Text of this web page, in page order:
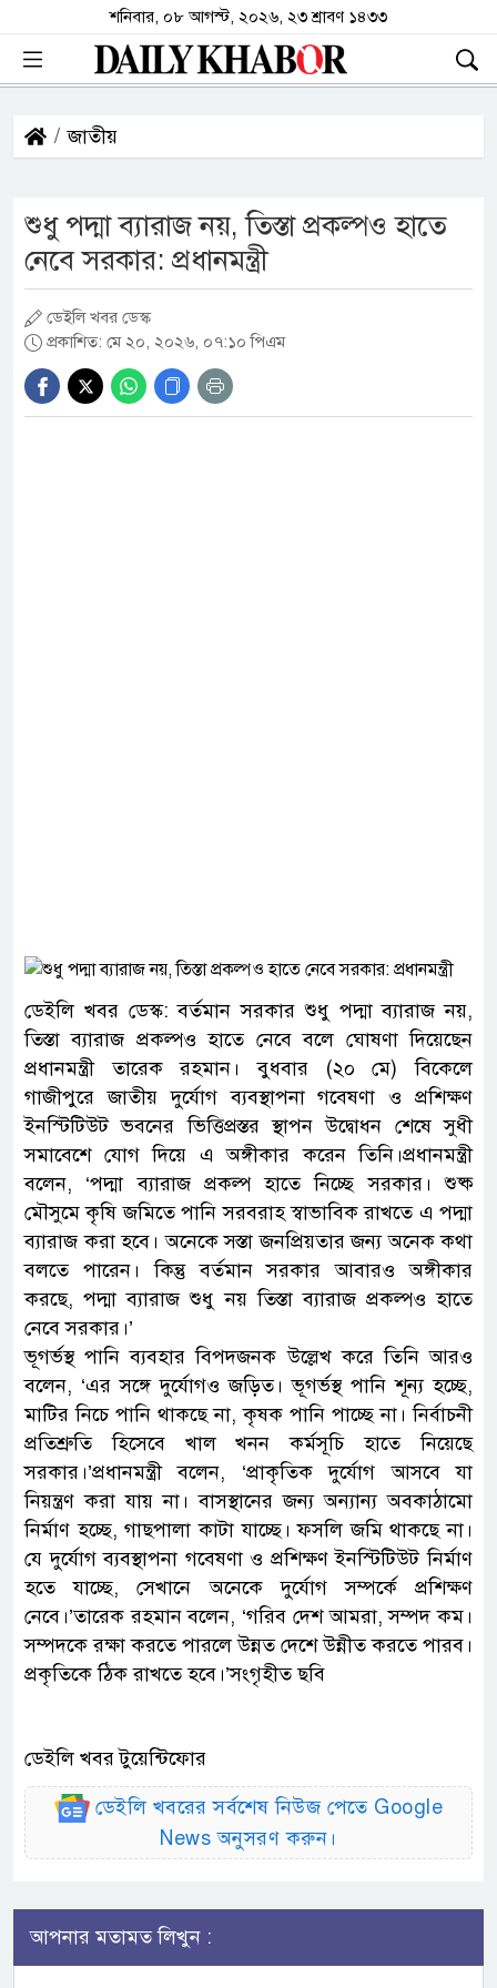
শনিবার, ০৮ আগস্ট, ২০২৬, ২৩ শ্রাবণ ১৪৩৩
জাতীয়
শুধু পদ্মা ব্যারাজ নয়, তিস্তা প্রকল্পও হাতে
নেবে সরকার: প্রধানমন্ত্রী
ডেইলি খবর ডেস্ক
প্রকাশিত: মে ২০, ২০২৬, ০৭:১০ পিএম
ডেইলি খবর ডেস্ক: বর্তমান সরকার শুধু পদ্মা ব্যারাজ নয়,
তিস্তা ব্যারাজ প্রকল্পও হাতে নেবে বলে ঘোষণা দিয়েছেন
প্রধানমন্ত্রী তারেক রহমান। বুধবার (২০ মে) বিকেলে
গাজীপুরে জাতীয় দুর্যোগ ব্যবস্থাপনা গবেষণা ও প্রশিক্ষণ
ইনস্টিটিউট ভবনের ভিত্তিপ্রস্তর স্থাপন উদ্বোধন শেষে সুধী
সমাবেশে যোগ দিয়ে এ অঙ্গীকার করেন তিনি।প্রধানমন্ত্রী
বলেন, ‘পদ্মা ব্যারাজ প্রকল্প হাতে নিচ্ছে সরকার। শুষ্ক
মৌসুমে কৃষি জমিতে পানি সরবরাহ স্বাভাবিক রাখতে এ পদ্মা
ব্যারাজ করা হবে। অনেকে সস্তা জনপ্রিয়তার জন্য অনেক কথা
বলতে পারেন। কিন্তু বর্তমান সরকার আবারও অঙ্গীকার
করছে, পদ্মা ব্যারাজ শুধু নয় তিস্তা ব্যারাজ প্রকল্পও হাতে
নেবে সরকার।’
ভূগর্ভস্থ পানি ব্যবহার বিপদজনক উল্লেখ করে তিনি আরও
বলেন, ‘এর সঙ্গে দুর্যোগও জড়িত। ভূগর্ভস্থ পানি শূন্য হচ্ছে,
মাটির নিচে পানি থাকছে না, কৃষক পানি পাচ্ছে না। নির্বাচনী
প্রতিশ্রুতি হিসেবে খাল খনন কর্মসূচি হাতে নিয়েছে
সরকার।’প্রধানমন্ত্রী বলেন, ‘প্রাকৃতিক দুর্যোগ আসবে যা
নিয়ন্ত্রণ করা যায় না। বাসস্থানের জন্য অন্যান্য অবকাঠামো
নির্মাণ হচ্ছে, গাছপালা কাটা যাচ্ছে। ফসলি জমি থাকছে না।
যে দুর্যোগ ব্যবস্থাপনা গবেষণা ও প্রশিক্ষণ ইনস্টিটিউট নির্মাণ
হতে যাচ্ছে, সেখানে অনেকে দুর্যোগ সম্পর্কে প্রশিক্ষণ
নেবে।’তারেক রহমান বলেন, ‘গরিব দেশ আমরা, সম্পদ কম।
সম্পদকে রক্ষা করতে পারলে উন্নত দেশে উন্নীত করতে পারব।
প্রকৃতিকে ঠিক রাখতে হবে।’সংগৃহীত ছবি
ডেইলি খবর টুয়েন্টিফোর
ডেইলি খবরের সর্বশেষ নিউজ পেতে Google
News অনুসরণ করুন।
আপনার মতামত লিখুন :